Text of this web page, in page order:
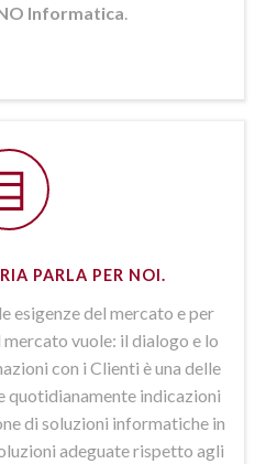
Informatica
PARLA PER NOI.
esigenze del mercato e per
vuole: il dialogo e lo
con i Clienti è una delle
indicazioni
di soluzioni informatiche in
adeguate rispetto agli